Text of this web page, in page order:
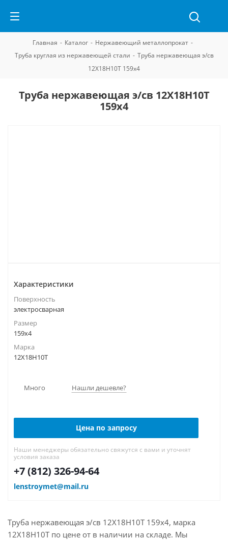
Главная - Каталог - Нержавеющий металлопрокат -
Труба круглая из нержавеющей стали - Труба нержавеющая э/св
12Х18Н10Т 159х4
Труба нержавеющая э/св 12Х18Н10Т
159х4
Характеристики
Поверхность
электросварная
Размер
159х4
Марка
12Х18Н10Т
Много Нашли дешевле?
Цена по запросу
Наши менеджеры обязательно свяжутся с вами и уточнят
условия заказа
+7 (812) 326-94-64
lenstroymet@mail.ru
Труба нержавеющая э/св 12Х18Н10Т 159х4, марка
12Х18Н10Т по цене от в наличии на складе. Мы